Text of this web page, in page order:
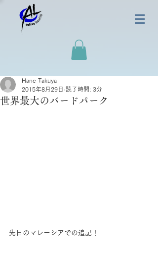
世界最大のバードパーク
Hane Takuya
2015年8月29日 読了時間: 3分
先日のマレーシアでの追記！